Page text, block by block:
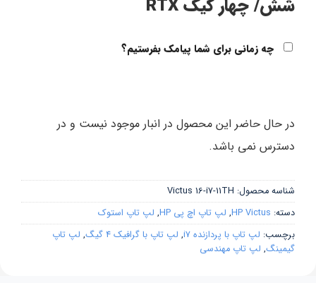
شش/ چهار گیگ RTX
چه زمانی برای شما پیامک بفرستیم؟
در حال حاضر این محصول در انبار موجود نیست و در
دسترس نمی باشد.
شناسه محصول: Victus 16-i7-11TH
دسته: HP Victus
, لپ تاپ اچ پی HP , لپ تاپ استوک
برچسب: لپ تاپ با پردازنده i7 , لپ تاپ با گرافیک 4 گیگ , لپ تاپ
گیمینگ, لپ تاپ مهندسی